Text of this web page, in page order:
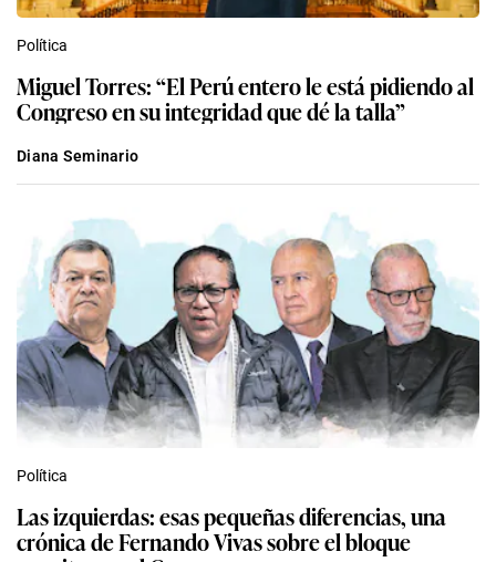
Política
Miguel Torres: “El Perú entero le está pidiendo al
Congreso en su integridad que dé la talla”
Diana Seminario
Política
Las izquierdas: esas pequeñas diferencias, una
crónica de Fernando Vivas sobre el bloque